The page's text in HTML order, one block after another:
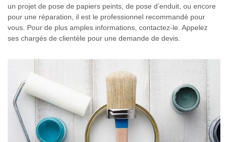
un projet de pose de papiers peints, de pose d’enduit, ou encore
pour une réparation, il est le professionnel recommandé pour
vous. Pour de plus amples informations, contactez-le. Appelez
ses chargés de clientèle pour une demande de devis.